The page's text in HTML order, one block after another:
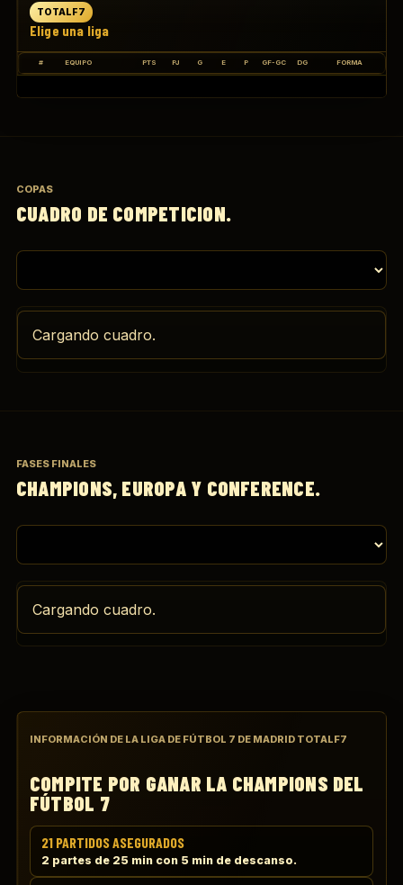
TOTALF7
Elige una liga
# EQUIPO PTS PJ G E P GF-GC DG FORMA
COPAS
CUADRO DE COMPETICION.
Cargando cuadro.
FASES FINALES
CHAMPIONS, EUROPA Y CONFERENCE.
Cargando cuadro.
INFORMACIÓN DE LA LIGA DE FÚTBOL 7 DE MADRID TOTALF7
COMPITE POR GANAR LA CHAMPIONS DEL
FÚTBOL 7
21 PARTIDOS ASEGURADOS
2 partes de 25 min con 5 min de descanso.